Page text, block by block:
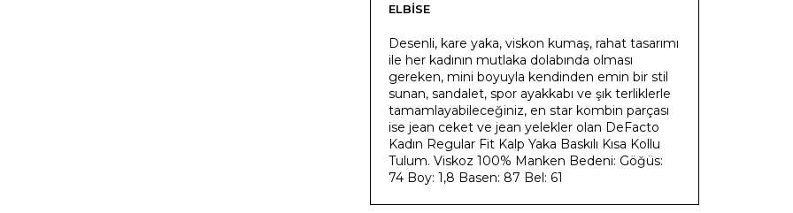
ELBISE
Desenli, kare yaka, viskon kumaş, rahat tasarımı
ile her kadının mutlaka dolabında olması
gereken, mini boyuyla kendinden emin bir stil
sunan, sandalet, spor ayakkabı ve şık terliklerle
tamamlayabileceğiniz, en star kombin parçası
ise jean ceket ve jean yelekler olan DeFacto
Kadın Regular Fit Kalp Yaka Baskılı Kısa Kollu
Tulum. Viskoz 100% Manken Bedeni: Göğüs:
74 Boy: 1,8 Basen: 87 Bel: 61